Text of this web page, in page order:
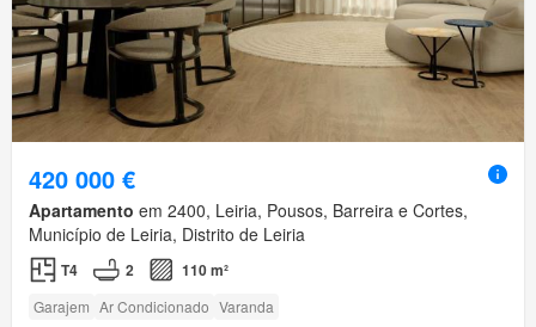
420 000 €
Apartamento em 2400, Leiria, Pousos, Barreira e Cortes,
Município de Leiria, Distrito de Leiria
T4 2 110 m²
Garajem Ar Condicionado Varanda